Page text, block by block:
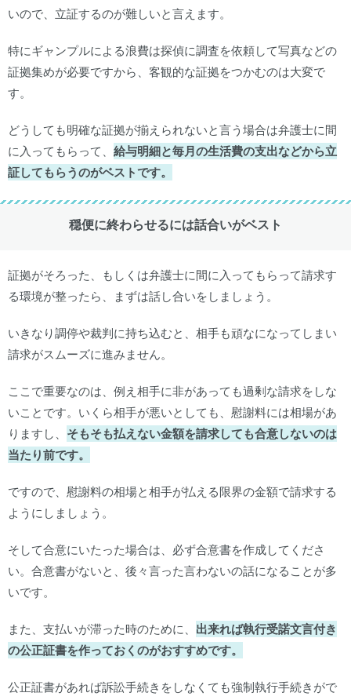
いので、立証するのが難しいと言えます。
特にギャンプルによる浪費は探偵に調査を依頼して写真などの
証拠集めが必要ですから、客観的な証拠をつかむのは大変で
す。
どうしても明確な証拠が揃えられないと言う場合は弁護士に間
に入ってもらって、 給与明細と毎月の生活費の支出などから立
証してもらうのがベストです。
穏便に終わらせるには話合いがベスト
証拠がそろった、もしくは弁護士に間に入ってもらって請求す
る環境が整ったら、まずは話し合いをしましょう。
いきなり調停や裁判に持ち込むと、相手も頑なになってしまい
請求がスムーズに進みません。
ここで重要なのは、例え相手に非があっても過剰な請求をしな
いことです。いくら相手が悪いとしても、慰謝料には相場があ
りますし、 そもそも払えない金額を請求しても合意しないのは
当たり前です。
ですので、慰謝料の相場と相手が払える限界の金額で請求する
ようにしましょう。
そして合意にいたった場合は、必ず合意書を作成してくださ
い。合意書がないと、後々言った言わないの話になることが多
いです。
また、支払いが滞った時のために、 出来れば執行受諾文言付き
の公正証書を作っておくのがおすすめです。
公正証書があれば訴訟手続きをしなくても強制執行手続きがで